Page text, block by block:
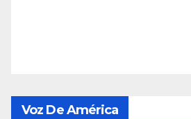
Voz De América